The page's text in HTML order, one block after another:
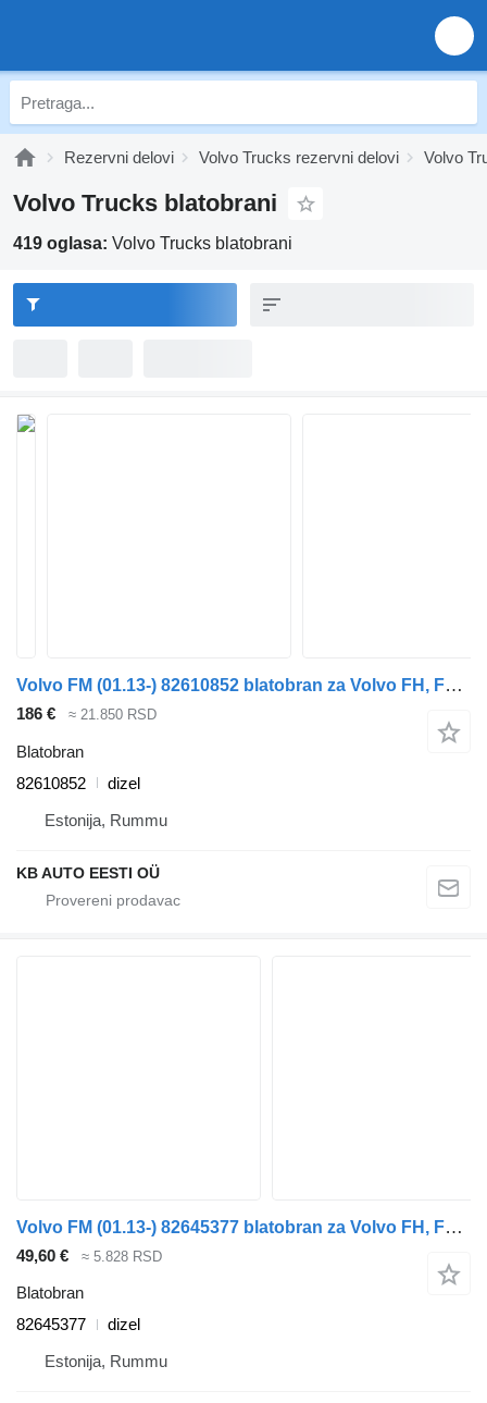
Rezervni delovi Volvo Trucks rezervni delovi Volvo
Volvo Trucks blatobrani
419 oglasa: Volvo Trucks blatobrani
Volvo FM (01.13-) 82610852 blatobran za Volvo FH, FM, FMX-4 series (2013-) kamiona
186 € ≈ 21.850 RSD
Blatobran
82610852
dizel
Estonija, Rummu
KB AUTO EESTI OÜ
Volvo FM (01.13-) 82645377 blatobran za Volvo FH, FM, FMX-4 series (2013-) kamiona
49,60 € ≈ 5.828 RSD
Blatobran
82645377
dizel
Estonija, Rummu